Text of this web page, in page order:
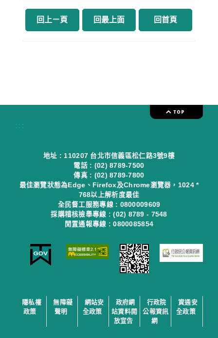
回上ㄧ頁 回最上面 回首頁
:::
地址 : 110207 台北市信義區松仁路3號9樓
電話 : (02) 8789-7500
傳真 : (02) 8789-7800
最佳瀏覽狀態為Edge、Firefox及Chrome瀏覽器，1024 *
768以上解析度最佳
全民督工服務專線 : 0800009609
採購稽核檢舉專線 : (02) 8789 - 7548
閒置通報專線 : 0800085854
隱私權
政策
無障礙
聲明
網站安
全政策
政府網
站資料開
放宣告
行政院
公報資訊
網
資通安
全政策